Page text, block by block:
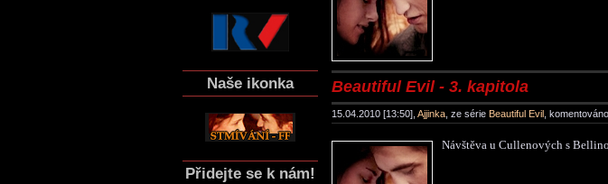
Naše ikonka
Přidejte se k nám!
Beautiful Evil - 3. kapitola
15.04.2010 [13:50], Ajjinka , ze série Beautiful Evil ,
Návštěva u Cullenových s